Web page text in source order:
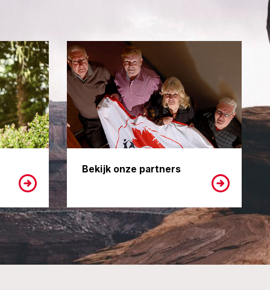
Bekijk onze partners